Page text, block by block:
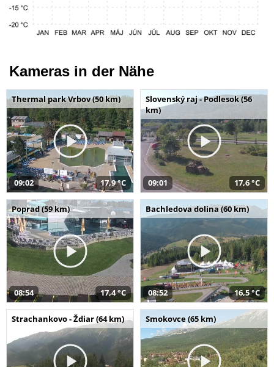
Kameras in der Nähe
Thermal park Vrbov (50 km)
09:02 17,9 °C
Slovenský raj - Podlesok (56
km)
09:01 17,6 °C
Poprad (59 km)
08:54 17,4 °C
Bachledova dolina (60 km)
08:52 16,5 °C
Strachankovo - Ždiar (64 km) Smokovce (65 km)